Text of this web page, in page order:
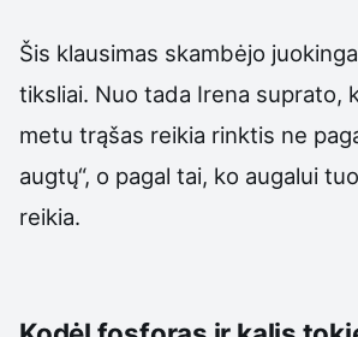
Šis klausimas skambėjo
tiksliai. Nuo tada Irena suprato,
metu trąšas reikia rinktis ne
augtų“, o pagal tai, ko augalui
reikia.